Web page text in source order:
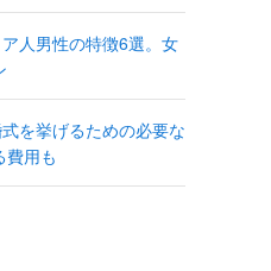
人男性の特徴6選。女
を挙げるための必要な
費用も